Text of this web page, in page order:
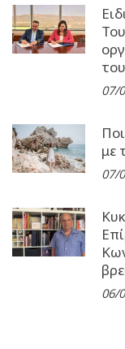
07/
με
07/
06/